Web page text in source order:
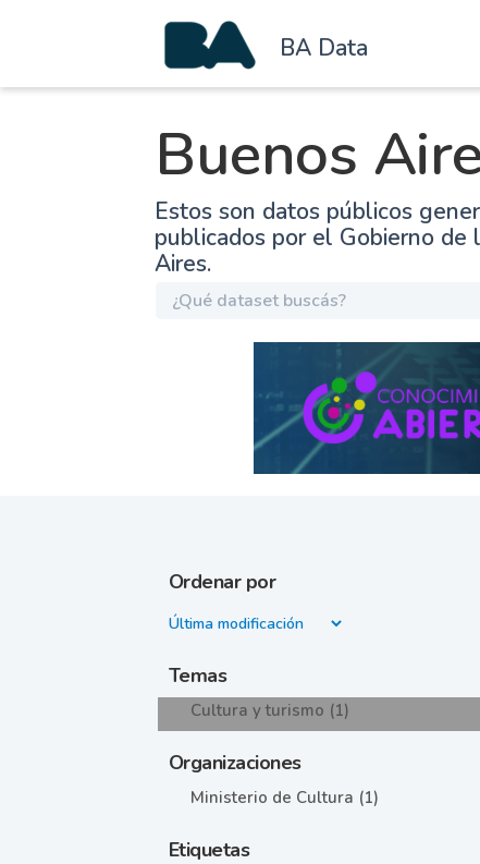
BA Data
Buenos
Estos son datos públicos
publicados por el Gobierno de
Aires.
Ordenar por
Temas
Cultura y turismo (1)
Organizaciones
Ministerio de Cultura (1)
Etiquetas